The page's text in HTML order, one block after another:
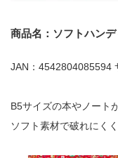
商品名：ソフトハン
JAN：4542804085594
B5サイズの本やノート
ソフト素材で破れにく